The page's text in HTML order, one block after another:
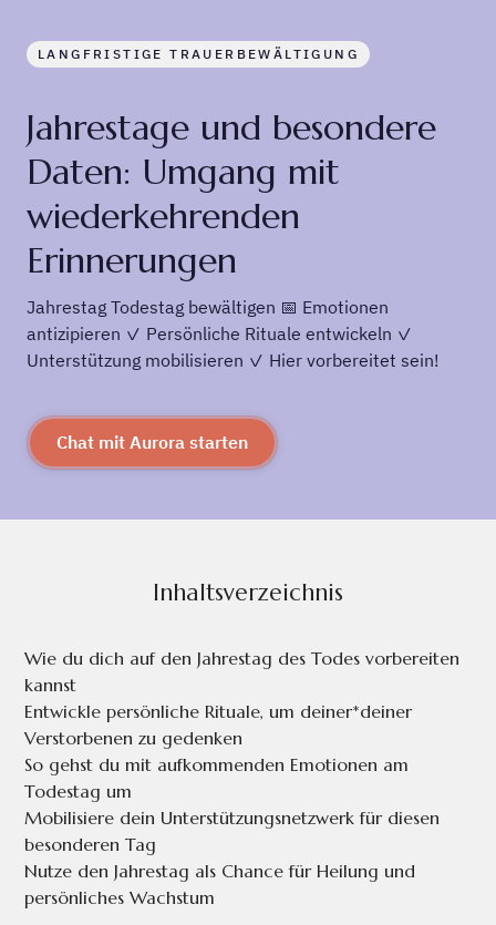
LANGFRISTIGE TRAUERBEWÄLTIGUNG
Jahrestage und besondere
Daten: Umgang mit
wiederkehrenden
Erinnerungen
Jahrestag Todestag bewältigen 📅 Emotionen
antizipieren ✓ Persönliche Rituale entwickeln ✓
Unterstützung mobilisieren ✓ Hier vorbereitet sein!
Chat mit Aurora starten
Inhaltsverzeichnis
Wie du dich auf den Jahrestag des Todes vorbereiten
kannst
Entwickle persönliche Rituale, um deiner*deiner
Verstorbenen zu gedenken
So gehst du mit aufkommenden Emotionen am
Todestag um
Mobilisiere dein Unterstützungsnetzwerk für diesen
besonderen Tag
Nutze den Jahrestag als Chance für Heilung und
persönliches Wachstum